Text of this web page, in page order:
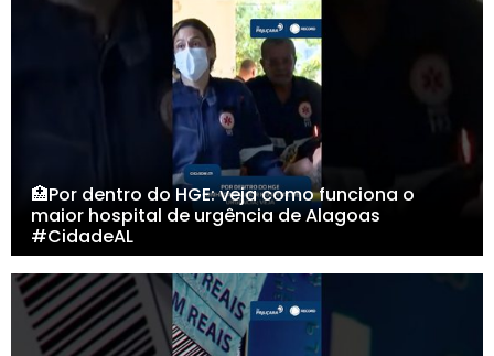
🏥Por dentro do HGE: veja como funciona o
maior hospital de urgência de Alagoas
#CidadeAL